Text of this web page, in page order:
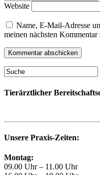
Website
Name, E-Mail-Adresse
meinen nächsten Kommentar
Tierärztlicher
Unsere Praxis-Zeiten:
Montag:
09.00 Uhr – 11.00 Uhr